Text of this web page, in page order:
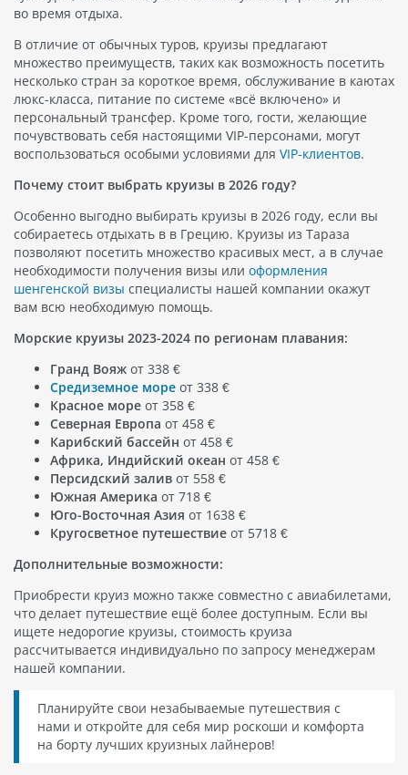
во время отдыха.
В отличие от обычных туров, круизы предлагают
множество преимуществ, таких как возможность посетить
несколько стран за короткое время, обслуживание в каютах
люкс-класса, питание по системе «всё включено» и
персональный трансфер. Кроме того, гости, желающие
почувствовать себя настоящими VIP-персонами, могут
воспользоваться особыми условиями для VIP-клиентов.
Почему стоит выбрать круизы в 2026 году?
Особенно выгодно выбирать круизы в 2026 году, если вы
собираетесь отдыхать в в Грецию. Круизы из Тараза
позволяют посетить множество красивых мест, а в случае
необходимости получения визы или оформления
шенгенской визы специалисты нашей компании окажут
вам всю необходимую помощь.
Морские круизы 2023-2024 по регионам плавания:
Гранд Вояж от 338 €
Средиземное море от 338 €
Красное море от 358 €
Северная Европа от 458 €
Карибский бассейн от 458 €
Африка, Индийский океан от 458 €
Персидский залив от 558 €
Южная Америка от 718 €
Юго-Восточная Азия от 1638 €
Кругосветное путешествие от 5718 €
Дополнительные возможности:
Приобрести круиз можно также совместно с авиабилетами,
что делает путешествие ещё более доступным. Если вы
ищете недорогие круизы, стоимость круиза
рассчитывается индивидуально по запросу менеджерам
нашей компании.
Планируйте свои незабываемые путешествия с
нами и откройте для себя мир роскоши и комфорта
на борту лучших круизных лайнеров!